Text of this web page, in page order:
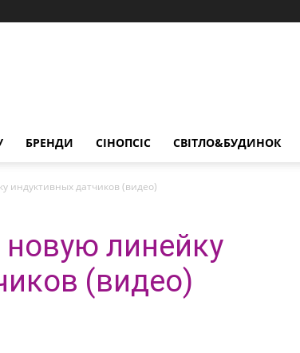
БРЕНДИ СІНОПСІС СВІТЛО&БУДИНОК
индуктивных датчиков (видео)
линейку
(видео)